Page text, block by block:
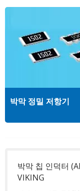
박막 정밀 저항기
박막 칩 인덕터
VIKING